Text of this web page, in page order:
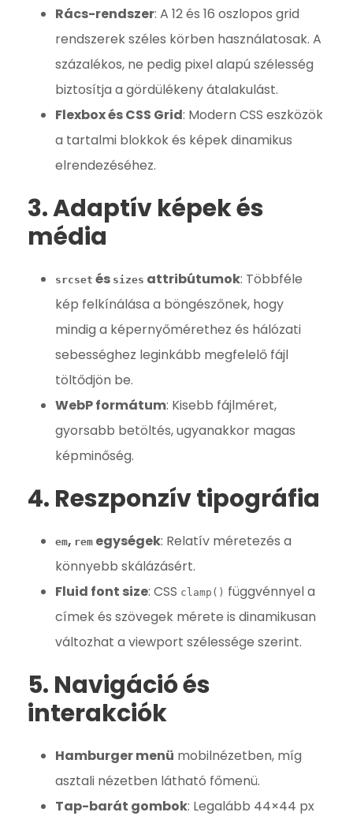
Rács-rendszer: A 12 és 16 oszlopos grid
rendszerek széles körben használatosak. A
százalékos, ne pedig pixel alapú szélesség
biztosítja a gördülékeny átalakulást.
Flexbox és CSS Grid: Modern CSS eszközök
a tartalmi blokkok és képek dinamikus
elrendezéséhez.
3. Adaptív képek és
média
srcset és sizes attribútumok: Többféle
kép felkínálása a böngészőnek, hogy
mindig a képernyőmérethez és hálózati
sebességhez leginkább megfelelő fájl
töltődjön be.
WebP formátum: Kisebb fájlméret,
gyorsabb betöltés, ugyanakkor magas
képminőség.
4. Reszponzív tipográfia
em, rem egységek: Relatív méretezés a
könnyebb skálázásért.
Fluid font size: CSS clamp() függvénnyel a
címek és szövegek mérete is dinamikusan
változhat a viewport szélessége szerint.
5. Navigáció és
interakciók
Hamburger menü mobilnézetben, míg
asztali nézetben látható főmenü.
Tap-barát gombok: Legalább 44×44 px